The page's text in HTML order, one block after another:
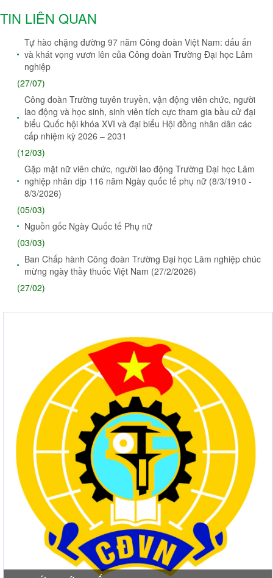
TIN LIÊN QUAN
Tự hào chặng đường 97 năm Công đoàn Việt Nam: dấu ấn
và khát vọng vươn lên của Công đoàn Trường Đại học Lâm
nghiệp
(27/07)
Công đoàn Trường tuyên truyền, vận động viên chức, người
lao động và học sinh, sinh viên tích cực tham gia bầu cử đại
biểu Quốc hội khóa XVI và đại biểu Hội đồng nhân dân các
cấp nhiệm kỳ 2026 – 2031
(12/03)
Gặp mặt nữ viên chức, người lao động Trường Đại học Lâm
nghiệp nhân dịp 116 năm Ngày quốc tế phụ nữ (8/3/1910 -
8/3/2026)
(05/03)
Nguồn gốc Ngày Quốc tế Phụ nữ
(03/03)
Ban Chấp hành Công đoàn Trường Đại học Lâm nghiệp chúc
mừng ngày thầy thuốc Việt Nam (27/2/2026)
(27/02)